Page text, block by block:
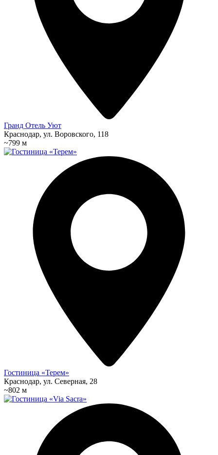
Гранд Отель Уют
Краснодар, ул. Воровского, 118
~799 м
Гостиница «Терем»
Краснодар, ул. Северная, 28
~802 м